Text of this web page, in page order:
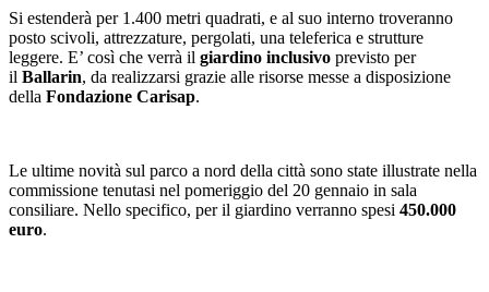
Si estenderà per 1.400 metri quadrati, e al suo interno troveranno
posto scivoli, attrezzature, pergolati, una teleferica e strutture
leggere. E’ così che verrà il giardino inclusivo previsto per
il Ballarin, da realizzarsi grazie alle risorse messe a disposizione
della Fondazione Carisap.
Le ultime novità sul parco a nord della città sono state illustrate nella
commissione tenutasi nel pomeriggio del 20 gennaio in sala
consiliare. Nello specifico, per il giardino verranno spesi 450.000
euro.